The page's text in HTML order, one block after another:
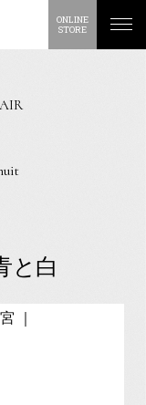
ONLINE
STORE
と白
｜